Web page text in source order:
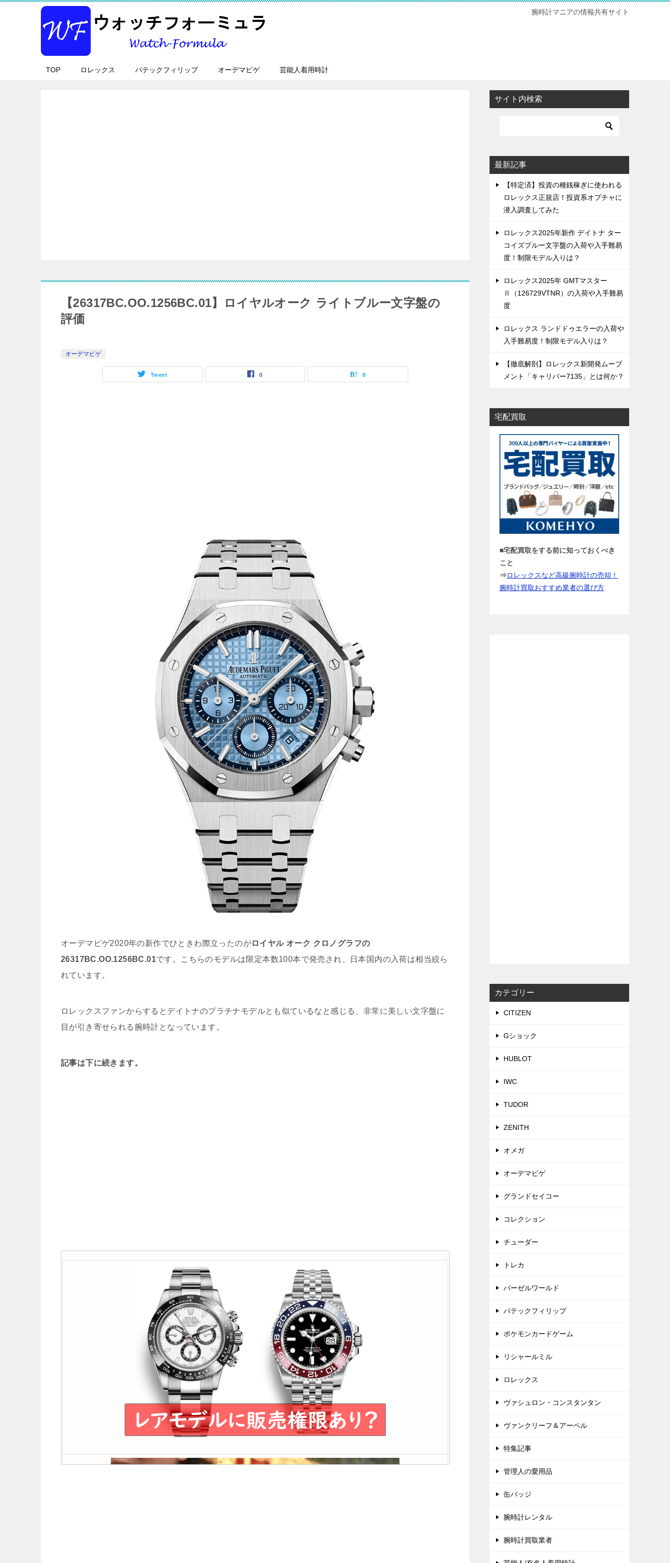
腕時計マニアの情報共有サイト
TOP ロレックス パテックフィリップ オーデマピゲ 芸能人着用時計
【26317BC.OO.1256BC.01】ロイヤルオーク ライトブルー文字盤の
評価
オーデマピゲ
Tweet 0 0
オーデマピゲ2020年の新作でひときわ際立ったのがロイヤル オーク クロノグラフの
26317BC.OO.1256BC.01です。こちらのモデルは限定本数100本で発売され、日本国内の入荷は相当絞ら
れています。
ロレックスファンからするとデイトナのプラチナモデルとも似ているなと感じる、非常に美しい文字盤に
目が引き寄せられる腕時計となっています。
記事は下に続きます。
サイト内検索
最新記事
【特定済】投資の種銭稼ぎに使われる
ロレックス正規店！投資系オプチャに
潜入調査してみた
ロレックス2025年新作 デイトナ ター
コイズブルー文字盤の入荷や入手難易
度！制限モデル入りは？
ロレックス2025年 GMTマスター
Ⅱ（126729VTNR）の入荷や入手難易
度
ロレックス ランドドゥエラーの入荷や
入手難易度！制限モデル入りは？
【徹底解剖】ロレックス新開発ムーブ
メント「キャリバー7135」とは何か？
宅配買取
■宅配買取をする前に知っておくべき
こと
⇒ロレックスなど高級腕時計の売却！
腕時計買取おすすめ業者の選び方
カテゴリー
CITIZEN
Gショック
HUBLOT
IWC
TUDOR
ZENITH
オメガ
オーデマピゲ
グランドセイコー
コレクション
チューダー
トレカ
バーゼルワールド
パテックフィリップ
ポケモンカードゲーム
リシャールミル
ロレックス
ヴァシュロン・コンスタンタン
ヴァンクリーフ＆アーペル
特集記事
管理人の愛用品
缶バッジ
腕時計レンタル
腕時計買取業者